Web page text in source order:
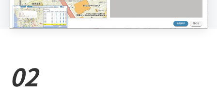
02